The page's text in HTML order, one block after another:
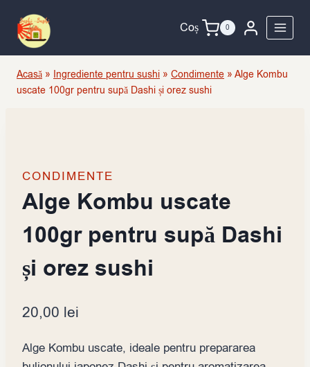
content
Coș 0
Acasă » Ingrediente pentru sushi » Condimente » Alge Kombu
uscate 100gr pentru supă Dashi și orez sushi
CONDIMENTE
Alge Kombu uscate
100gr pentru supă Dashi
și orez sushi
20,00 lei
Alge Kombu uscate, ideale pentru prepararea